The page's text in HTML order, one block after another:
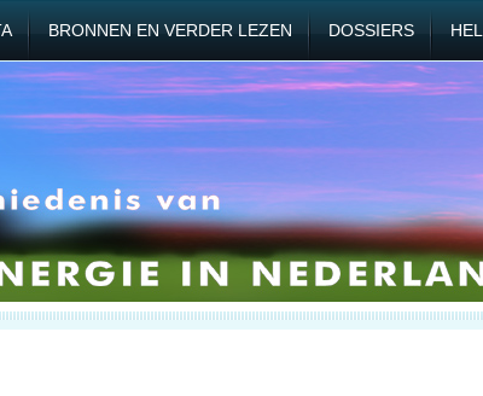
BRONNEN EN VERDER LEZEN DOSSIERS